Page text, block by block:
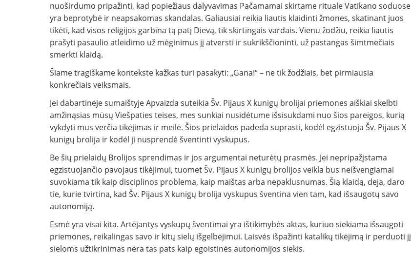
nuoširdumo pripažinti, kad popiežiaus dalyvavimas Pačamamai skirtame rituale Vatikano soduose
yra beprotybė ir neapsakomas skandalas. Galiausiai reikia liautis klaidinti žmones, skatinant juos
tikėti, kad visos religijos garbina tą patį Dievą, tik skirtingais vardais. Vienu žodžiu, reikia liautis
prašyti pasaulio atleidimo už mėginimus jį atversti ir sukrikščioninti, už pastangas šimtmečiais
smerkti klaidą.
Šiame tragiškame kontekste kažkas turi pasakyti: „Gana!“ – ne tik žodžiais, bet pirmiausia
konkrečiais veiksmais.
Jei dabartinėje sumaištyje Apvaizda suteikia Šv. Pijaus X kunigų brolijai priemones aiškiai skelbti
amžinąsias mūsų Viešpaties teises, mes sunkiai nusidėtume išsisukdami nuo šios pareigos, kurią
vykdyti mus verčia tikėjimas ir meilė. Šios prielaidos padeda suprasti, kodėl egzistuoja Šv. Pijaus X
kunigų brolija ir kodėl ji nusprendė šventinti vyskupus.
Be šių prielaidų Brolijos sprendimas ir jos argumentai neturėtų prasmės. Jei nepripažįstama
egzistuojančio pavojaus tikėjimui, tuomet Šv. Pijaus X kunigų brolijos veikla bus neišvengiamai
suvokiama tik kaip disciplinos problema, kaip maištas arba nepaklusnumas. Šią klaidą, deja, daro
tie, kurie tvirtina, kad Šv. Pijaus X kunigų brolija vyskupus šventina vien tam, kad išsaugotų savo
autonomiją.
Esmė yra visai kita. Artėjantys vyskupų šventimai yra ištikimybės aktas, kuriuo siekiama išsaugoti
priemones, reikalingas savo ir kitų sielų išgelbėjimui. Laisvės išpažinti katalikų tikėjimą ir perduoti jį
sieloms užtikrinimas nėra tas pats kaip egoistinės autonomijos siekis.